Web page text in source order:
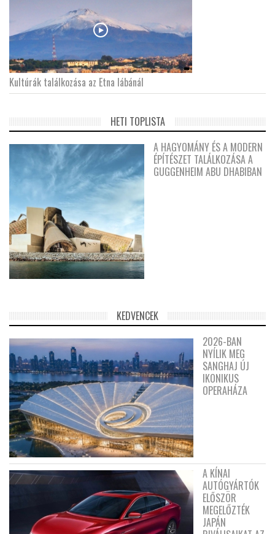
Kultúrák találkozása az Etna lábánál
HETI TOPLISTA
A HAGYOMÁNY ÉS A MODERN
ÉPÍTÉSZET TALÁLKOZÁSA A
GUGGENHEIM ABU DHABIBAN
KEDVENCEK
2026-BAN
NYÍLIK MEG
SANGHAJ ÚJ
IKONIKUS
OPERAHÁZA
A KÍNAI
AUTÓGYÁRTÓK
ELŐSZÖR
MEGELŐZTÉK
JAPÁN